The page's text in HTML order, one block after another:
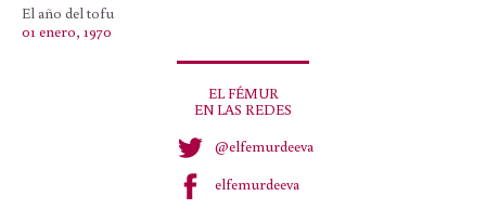
El año del tofu
01 enero, 1970
EL FÉMUR
EN LAS REDES
@elfemurdeeva
elfemurdeeva